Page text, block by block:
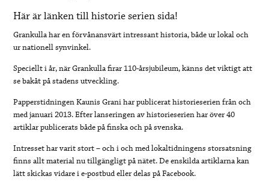
Här är länken till historie serien sida!
Grankulla har en förvånansvärt intressant historia, både ur lokal och
ur nationell synvinkel.
Speciellt i år, när Grankulla firar 110-årsjubileum, känns det viktigt att
se bakåt på stadens utveckling.
Papperstidningen Kaunis Grani har publicerat historieserien från och
med januari 2013. Efter lanseringen av historieserien har över 40
artiklar publicerats både på finska och på svenska.
Intresset har varit stort – och i och med lokaltidningens storsatsning
finns allt material nu tillgängligt på nätet. De enskilda artiklarna kan
lätt skickas vidare i e-postbud eller delas på Facebook.